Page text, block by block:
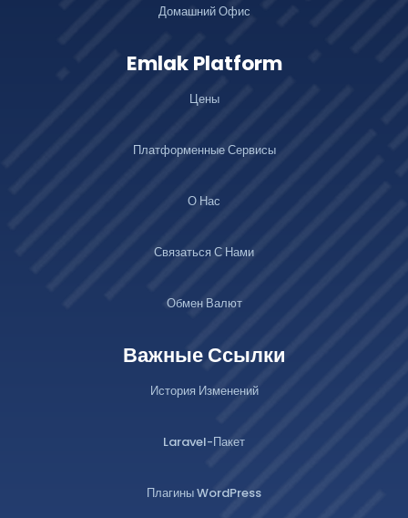
Домашний Офис
Emlak Platform
Цены
Платформенные Сервисы
О Нас
Связаться С Нами
Обмен Валют
Важные Ссылки
История Изменений
Laravel-Пакет
Плагины WordPress